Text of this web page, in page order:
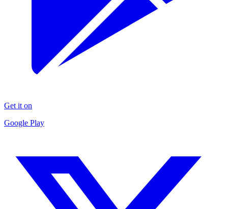
Get it on
Google Play